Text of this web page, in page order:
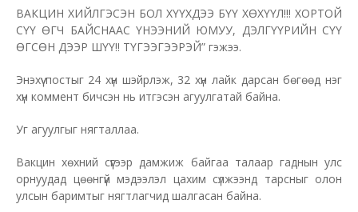
ВАКЦИН ХИЙЛГЭСЭН БОЛ ХҮҮХДЭЭ БҮҮ ХӨХҮҮЛ!!! ХОРТОЙ
СҮҮ ӨГЧ БАЙСНААС ҮНЭЭНИЙ ЮМУУ, ДЭЛГҮҮРИЙН СҮҮ
ӨГСӨН ДЭЭР ШҮҮ!! ТҮГЭЭГЭЭРЭЙ” гэжээ.
Энэхүү постыг 24 хүн шэйрлэж, 32 хүн лайк дарсан бөгөөд нэг
хүн коммент бичсэн нь итгэсэн агуулгатай байна.
Уг агуулгыг нягталлаа.
Вакцин хөхний сүүгээр дамжиж байгаа талаар гаднын улс
орнуудад цөөнгүй мэдээлэл цахим сүлжээнд тарсныг олон
улсын баримтыг нягтлагчид шалгасан байна.